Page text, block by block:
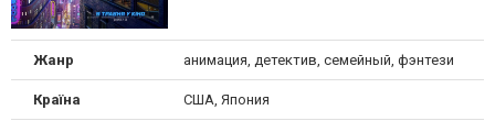
Жанр анимация, детектив, семейный, фэнтези
Країна США, Япония